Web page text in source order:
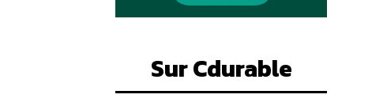
Sur Cdurable